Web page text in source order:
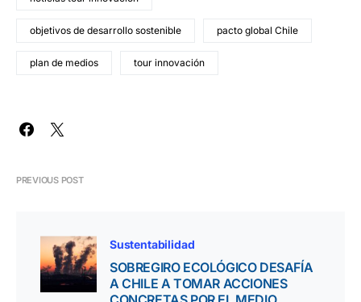
objetivos de desarrollo sostenible pacto global Chile
plan de medios tour innovación
PREVIOUS POST
Sustentabilidad
SOBREGIRO ECOLÓGICO DESAFÍA
A CHILE A TOMAR ACCIONES